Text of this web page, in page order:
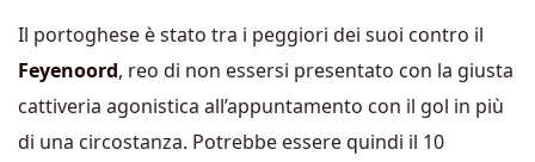
Il portoghese è stato tra i peggiori dei suoi contro il
Feyenoord, reo di non essersi presentato con la giusta
cattiveria agonistica all’appuntamento con il gol in più
di una circostanza. Potrebbe essere quindi il 10